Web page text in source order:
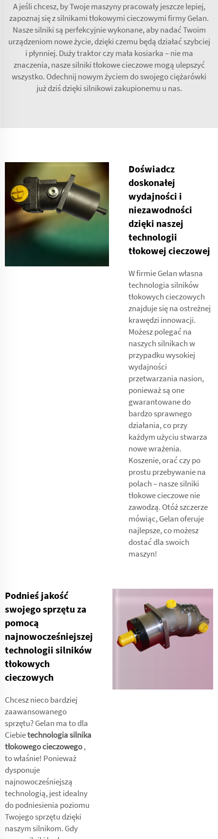
A jeśli chcesz, by Twoje maszyny pracowały jeszcze lepiej,
zapoznaj się z silnikami tłokowymi cieczowymi firmy Gelan.
Nasze silniki są perfekcyjnie wykonane, aby nadać Twoim
urządzeniom nowe życie, dzięki czemu będą działać szybciej
i płynniej. Duży traktor czy mała kosiarka – nie ma
znaczenia, nasze silniki tłokowe cieczowe mogą ulepszyć
wszystko. Odechnij nowym życiem do swojego ciężarówki
już dziś dzięki silnikowi zakupionemu u nas.
Doświadcz
doskonałej
wydajności i
niezawodności
dzięki naszej
technologii
tłokowej cieczowej
W firmie Gelan własna
technologia silników
tłokowych cieczowych
znajduje się na ostreżnej
krawędzi innowacji.
Możesz polegać na
naszych silnikach w
przypadku wysokiej
wydajności
przetwarzania nasion,
ponieważ są one
gwarantowane do
bardzo sprawnego
działania, co przy
każdym użyciu stwarza
nowe wrażenia.
Koszenie, orać czy po
prostu przebywanie na
polach – nasze silniki
tłokowe cieczowe nie
zawodzą. Otóż szczerze
mówiąc, Gelan oferuje
najlepsze, co możesz
dostać dla swoich
maszyn!
Podnieś jakość
swojego sprzętu za
pomocą
najnowocześniejszej
technologii silników
tłokowych
cieczowych
Chcesz nieco bardziej
zaawansowanego
sprzętu? Gelan ma to dla
Ciebietechnologia silnika
tłokowego cieczowego,
to właśnie! Ponieważ
dysponuje
najnowocześniejszą
technologią, jest idealny
do podniesienia poziomu
Twojego sprzętu dzięki
naszym silnikom. Gdy